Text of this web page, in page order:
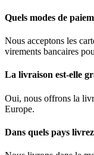
Quels modes de
Nous acceptons les
virements bancaires
La livraison est-elle
Oui, nous offrons la
Europe.
Dans quels pays